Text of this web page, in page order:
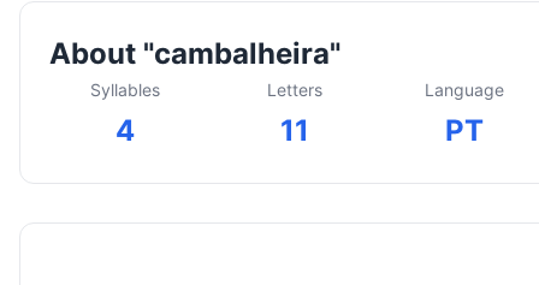
About "cambalheira"
Syllables
4
Letters
11
Language
PT